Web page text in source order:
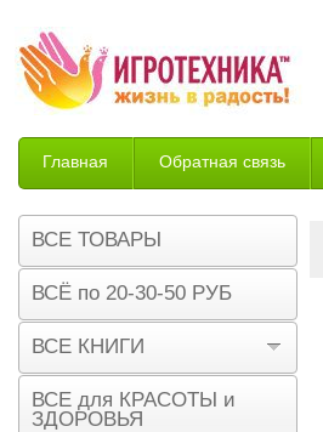
Главная Обратная связь
Возврат
ВСЕ ТОВАРЫ
ВСЁ по 20-30-50 РУБ
ВСЕ КНИГИ
ВСЕ для КРАСОТЫ и
ЗДОРОВЬЯ